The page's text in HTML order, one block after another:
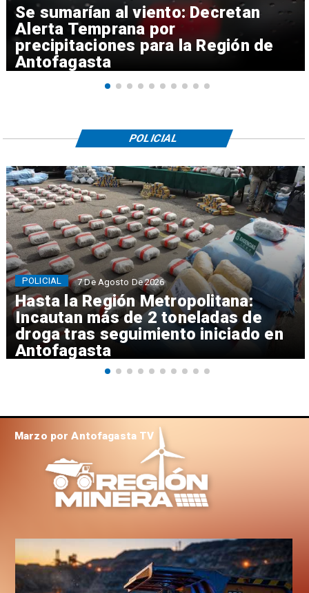
Se sumarían al viento: Decretan
Alerta Temprana por
precipitaciones para la Región de
Antofagasta
Hasta la Región Metropolitana:
Incautan más de 2 toneladas de
droga tras seguimiento iniciado en
Antofagasta
POLICIAL 7 De Agosto De 2026
POLICIAL
Marzo por Antofagasta TV